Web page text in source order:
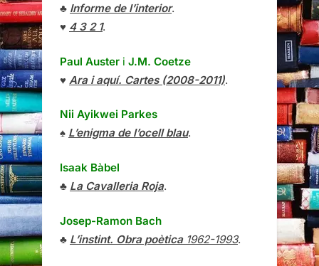
♣ Informe de l’interior.
♥ 4 3 2 1.
Paul Auster i J.M. Coetze
♥ Ara i aquí. Cartes (2008-2011).
Nii Ayikwei Parkes
♠ L’enigma de l’ocell blau.
Isaak Bàbel
♣ La Cavalleria Roja.
Josep-Ramon Bach
♣ L’instint. Obra poètica1962-1993.